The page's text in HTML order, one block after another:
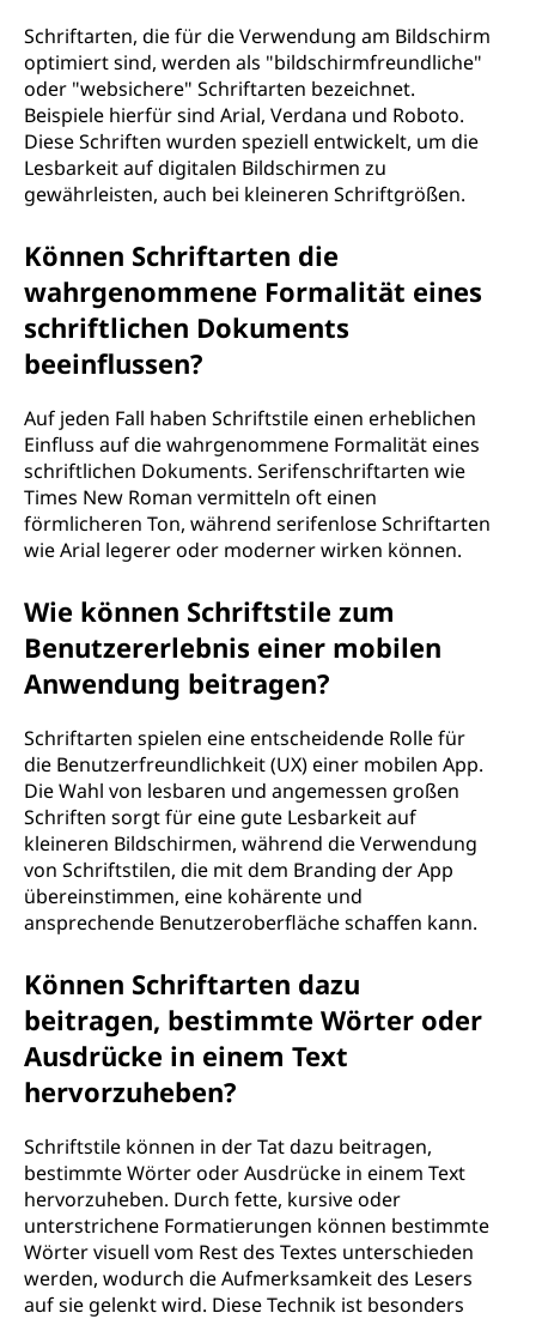
Schriftarten, die für die Verwendung am Bildschirm
optimiert sind, werden als "bildschirmfreundliche"
oder "websichere" Schriftarten bezeichnet.
Beispiele hierfür sind Arial, Verdana und Roboto.
Diese Schriften wurden speziell entwickelt, um die
Lesbarkeit auf digitalen Bildschirmen zu
gewährleisten, auch bei kleineren Schriftgrößen.
Können Schriftarten die
wahrgenommene Formalität eines
schriftlichen Dokuments
beeinflussen?
Auf jeden Fall haben Schriftstile einen erheblichen
Einfluss auf die wahrgenommene Formalität eines
schriftlichen Dokuments. Serifenschriftarten wie
Times New Roman vermitteln oft einen
förmlicheren Ton, während serifenlose Schriftarten
wie Arial legerer oder moderner wirken können.
Wie können Schriftstile zum
Benutzererlebnis einer mobilen
Anwendung beitragen?
Schriftarten spielen eine entscheidende Rolle für
die Benutzerfreundlichkeit (UX) einer mobilen App.
Die Wahl von lesbaren und angemessen großen
Schriften sorgt für eine gute Lesbarkeit auf
kleineren Bildschirmen, während die Verwendung
von Schriftstilen, die mit dem Branding der App
übereinstimmen, eine kohärente und
ansprechende Benutzeroberfläche schaffen kann.
Können Schriftarten dazu
beitragen, bestimmte Wörter oder
Ausdrücke in einem Text
hervorzuheben?
Schriftstile können in der Tat dazu beitragen,
bestimmte Wörter oder Ausdrücke in einem Text
hervorzuheben. Durch fette, kursive oder
unterstrichene Formatierungen können bestimmte
Wörter visuell vom Rest des Textes unterschieden
werden, wodurch die Aufmerksamkeit des Lesers
auf sie gelenkt wird. Diese Technik ist besonders